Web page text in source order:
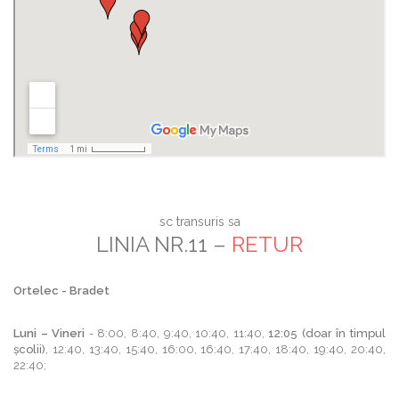
sc transuris sa
LINIA NR.11 – RETUR
Ortelec - Bradet
Luni – Vineri - 8:00, 8:40, 9:40, 10:40, 11:40,12:05 (doar în timpul
școlii), 12:40, 13:40, 15:40, 16:00, 16:40, 17:40, 18:40, 19:40, 20:40,
22:40;